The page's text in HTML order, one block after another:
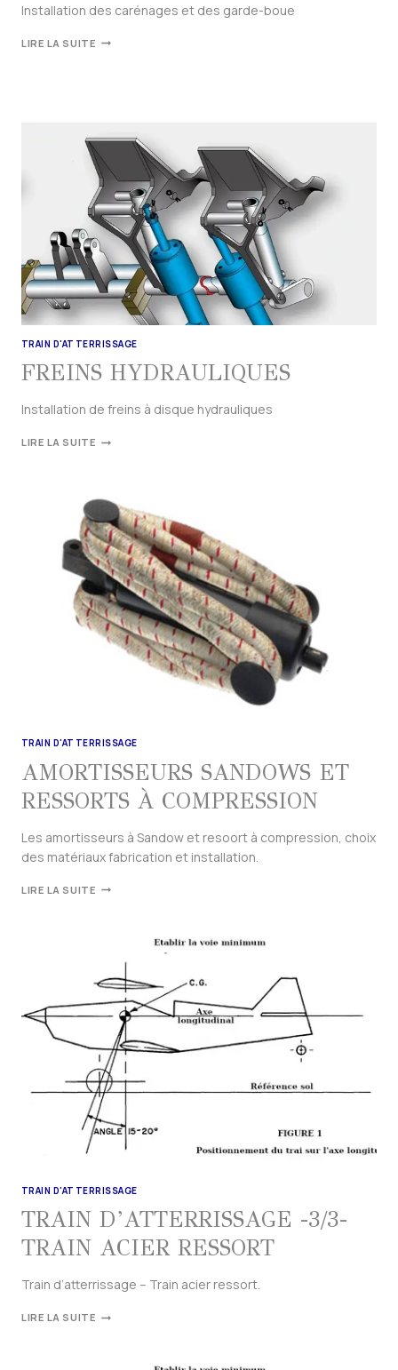
Installation des carénages et des garde-boue
LIRE LA SUITE
TRAIN D'ATTERRISSAGE
FREINS HYDRAULIQUES
Installation de freins à disque hydrauliques
LIRE LA SUITE
TRAIN D'ATTERRISSAGE
AMORTISSEURS SANDOWS ET
RESSORTS À COMPRESSION
Les amortisseurs à Sandow et resoort à compression, choix
des matériaux fabrication et installation.
LIRE LA SUITE
TRAIN D'ATTERRISSAGE
TRAIN D’ATTERRISSAGE -3/3-
TRAIN ACIER RESSORT
Train d’atterrissage – Train acier ressort.
LIRE LA SUITE